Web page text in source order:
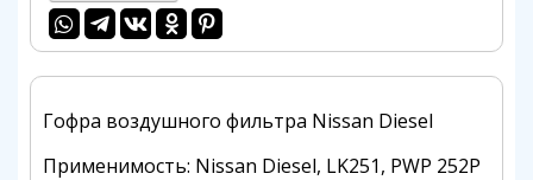
Гофра воздушного фильтра Nissan Diesel
Применимость: Nissan Diesel, LK251, PWP 252P